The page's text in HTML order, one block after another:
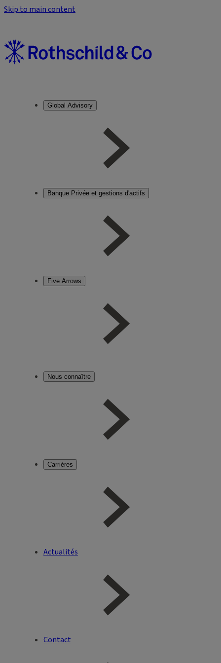
Skip to main content
Global Advisory
Banque Privée et gestions d'actifs
Five Arrows
Nous connaître
Carrières
Actualités
Contact